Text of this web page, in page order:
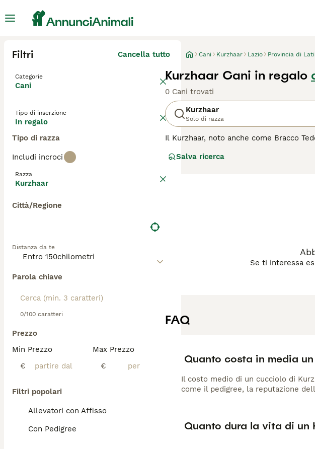
Filtri Cancella tutto
Categorie
Cani
Tipo di inserzione
In regalo
Tipo di razza
Includi incroci
Razza
Kurzhaar
Città/Regione
Distanza da te
Parola chiave
0/100 caratteri
Prezzo
Min Prezzo
€
Max Prezzo
€
Filtri popolari
Allevatori con Affisso
Con Pedigree
Cani Kurzhaar Lazio Provincia di
Kurzhaar Cani in regalo
0 Cani trovati
Kurzhaar
Solo di razza
Il Kurzhaar, noto anche come Bracco
della Germania, i Kurzhaar sono
fisica e mentale per soddisfare il loro
Kurzhaar si adattano bene anche alla
Prima di accogliere un Kurzhaar nella
Salva ricerca
Se ti interessa
FAQ
Quanto costa in media
Il costo medio di un cucciolo di
come il pedigree, la reputazione
Quanto dura la vita di un